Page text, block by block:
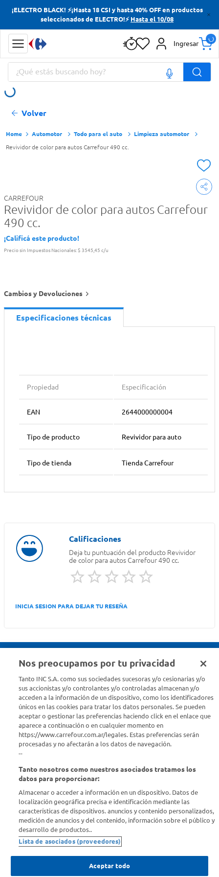
¡ELECTRO BLACK! ⚡¡Hasta 18 CSI y hasta 40% OFF en productos
seleccionados de ELECTRO!⚡ Hasta el 10/08
Ingresar
¿Qué estás buscando hoy?
Volver
Automotor Todo para el auto Limpieza automotor
Revividor de color para autos Carrefour 490 cc.
CARREFOUR
Revividor de color para autos Carrefour
490 cc.
¡Calificá este producto!
Precio sin Impuestos Nacionales:$ 3545,45 c/u
Cambios y Devoluciones
Especificaciones técnicas
Propiedad Especificación
EAN 2644000000004
Tipo de producto Revividor para auto
Tipo de tienda Tienda Carrefour
Deja tu puntuación del producto Revividor
de color para autos Carrefour 490 cc.
INICIA SESION PARA DEJAR TU RESEÑA
Estamos para ayudarte
¿Tenés una consulta? Comunicate con nosotros acá
Descubrí Carrefour
Conocenos
Info útil
Comprá Online
Nos preocupamos por tu privacidad
Tanto INC S.A. como sus sociedades sucesoras y/o cesionarias y/o
sus accionistas y/o controlantes y/o controladas almacenan y/o
acceden a la información de un dispositivo, como los identificadores
únicos en las cookies para tratar los datos personales. Se pueden
aceptar o gestionar las preferencias haciendo click en el enlace que
aparece a continuación o en cualquier momento en
https://www.carrefour.com.ar/legales. Estas preferencias serán
procesadas y no afectarán a los datos de navegación.
--
Tanto nosotros como nuestros asociados tratamos los
datos para proporcionar:
Almacenar o acceder a información en un dispositivo. Datos de
localización geográfica precisa e identificación mediante las
características de dispositivos. anuncios y contenido personalizados,
medición de anuncios y del contenido, información sobre el público y
desarrollo de productos..
Lista de asociados (proveedores)
Aceptar todo
Términos más buscados
Yerba
Cerveza
Papas Fritas
Términos más buscados
Yerba
Cerveza
Papas Fritas